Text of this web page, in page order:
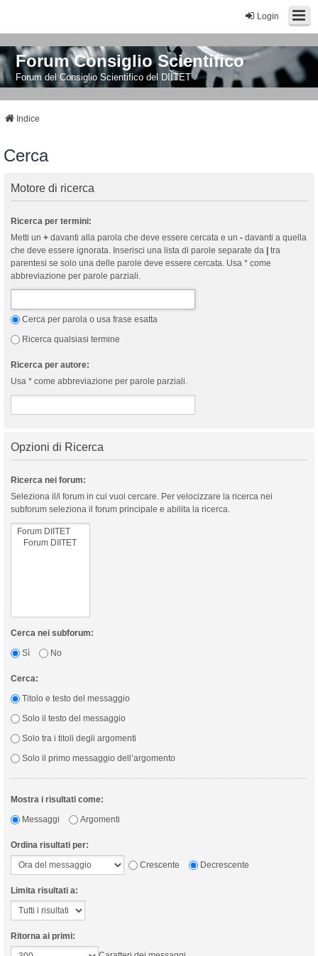
Login
Forum Consiglio Scientifico
Forum del Consiglio Scientifico del DIITET
Indice
Cerca
Motore di ricerca
Ricerca per termini:
Metti un + davanti alla parola che deve essere cercata e un - davanti a quella
che deve essere ignorata. Inserisci una lista di parole separate da
tra
parentesi se solo una delle parole deve essere cercata. Usa * come
abbreviazione per parole parziali.
Cerca per parola o usa frase esatta
Ricerca qualsiasi termine
Ricerca per autore:
Usa * come abbreviazione per parole parziali.
Opzioni di Ricerca
Ricerca nei forum:
Seleziona il/i forum in cui vuoi cercare. Per velocizzare la ricerca nei
subforum seleziona il forum principale e abilita la ricerca.
Cerca nei subforum:
Sì
No
Cerca:
Titolo e testo del messaggio
Solo il testo del messaggio
Solo tra i titoli degli argomenti
Solo il primo messaggio dell’argomento
Mostra i risultati come:
Messaggi
Argomenti
Ordina risultati per:
Crescente
Decrescente
Limita risultati a:
Ritorna ai primi: